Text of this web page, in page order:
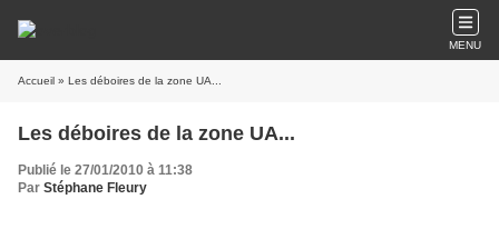
MENU
Accueil » Les déboires de la zone UA...
Les déboires de la zone UA...
Publié le 27/01/2010 à 11:38
Par Stéphane Fleury